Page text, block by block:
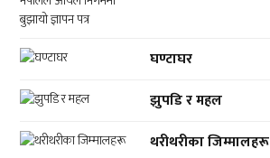
घण्टाघर
झुपडि र महल
थरीथरीका जिम्मालहरू